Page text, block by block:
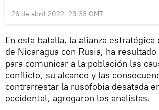
26 de abril 2022, 23:33 GMT
En esta batalla, la alianza estratégica
de Nicaragua con Rusia, ha
para comunicar a la población las
conflicto, su alcance y las
contrarrestar la rusofobia desatada
occidental, agregaron los analistas.